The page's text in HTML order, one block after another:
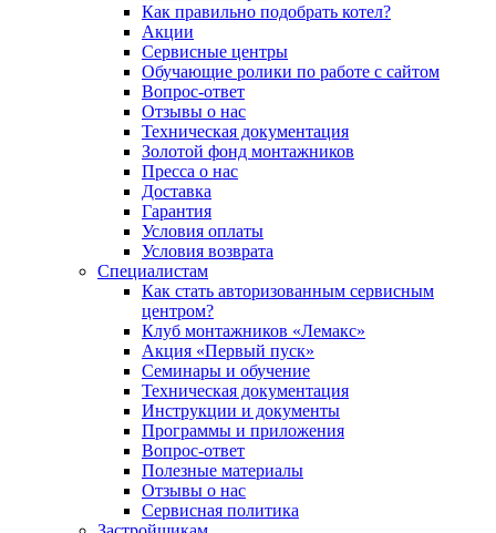
Как правильно подобрать котел?
Акции
Сервисные центры
Обучающие ролики по работе с сайтом
Вопрос-ответ
Отзывы о нас
Техническая документация
Золотой фонд монтажников
Пресса о нас
Доставка
Гарантия
Условия оплаты
Условия возврата
Специалистам
Как стать авторизованным сервисным
центром?
Клуб монтажников «Лемакс»
Акция «Первый пуск»
Семинары и обучение
Техническая документация
Инструкции и документы
Программы и приложения
Вопрос-ответ
Полезные материалы
Отзывы о нас
Сервисная политика